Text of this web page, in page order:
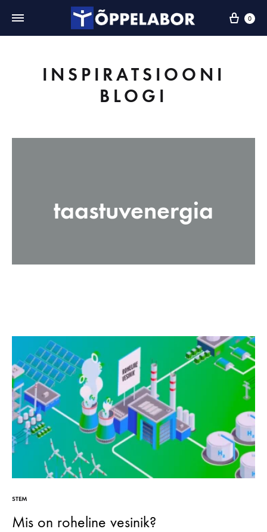
0
INSPIRATSIOONI
BLOGI
taastuvenergia
STEM
Mis on roheline vesinik?